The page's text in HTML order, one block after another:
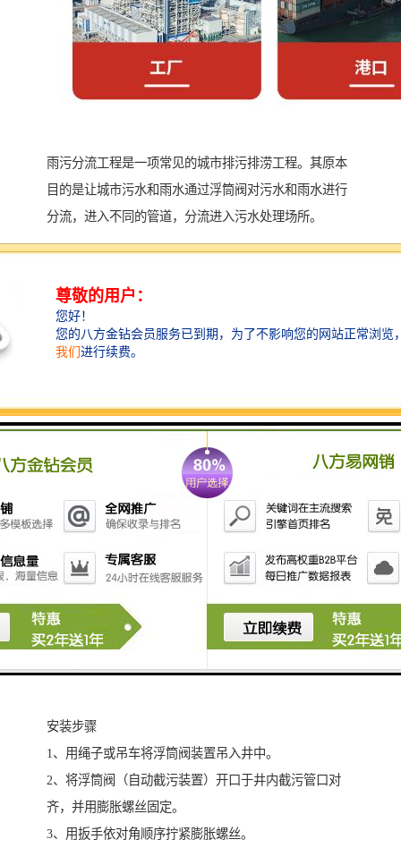
雨污分流工程是一项常见的城市排污排涝工程。其原本
目的是让城市污水和雨水通过浮筒阀对污水和雨水进行
分流，进入不同的管道，分流进入污水处理场所。
安装步骤
1、用绳子或吊车将浮筒阀装置吊入井中。
2、将浮筒阀（自动截污装置）开口于井内截污管口对
齐，并用膨胀螺丝固定。
3、用扳手依对角顺序拧紧膨胀螺丝。